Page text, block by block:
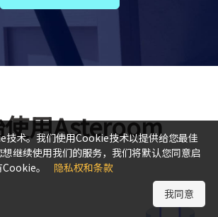
用Asteroom
技术。我们使用Cookie技术以提供给您最佳
继续使用我们的服务，我们将默认您同意启
。
隐私权和条款
我同意